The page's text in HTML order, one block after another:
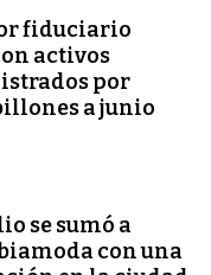
fiduciario
activos
por
a junio
se sumó a
con una